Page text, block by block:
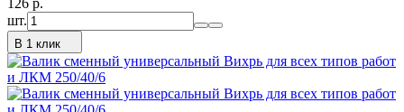
шт.
В 1 клик